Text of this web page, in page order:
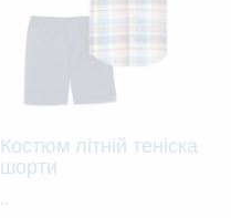
Костюм літній теніска
шорти